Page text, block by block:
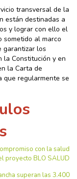
transversal de la
están destinadas a
y lograr con ello el
sometido al marco
garantizar los
la Constitución y en
la Carta de
que regularmente se
con la salud
proyecto BLO SALUD
superan las 3.400